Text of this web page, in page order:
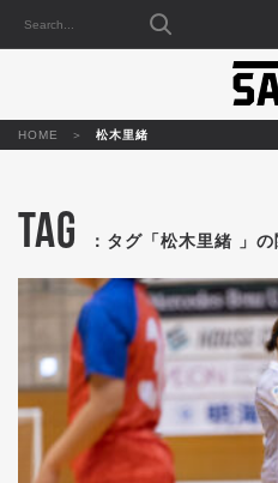
HOME 松木里緒
TAG ：タグ「松木里緒 」